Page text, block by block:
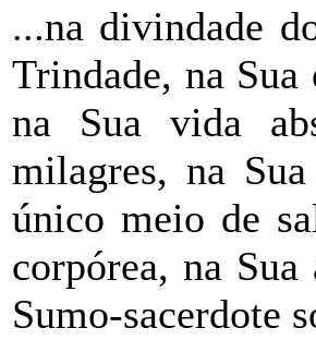
...na divindade
Trindade, na
na Sua vida
milagres, na
único meio de
corpórea, na
Sumo-sacerdote